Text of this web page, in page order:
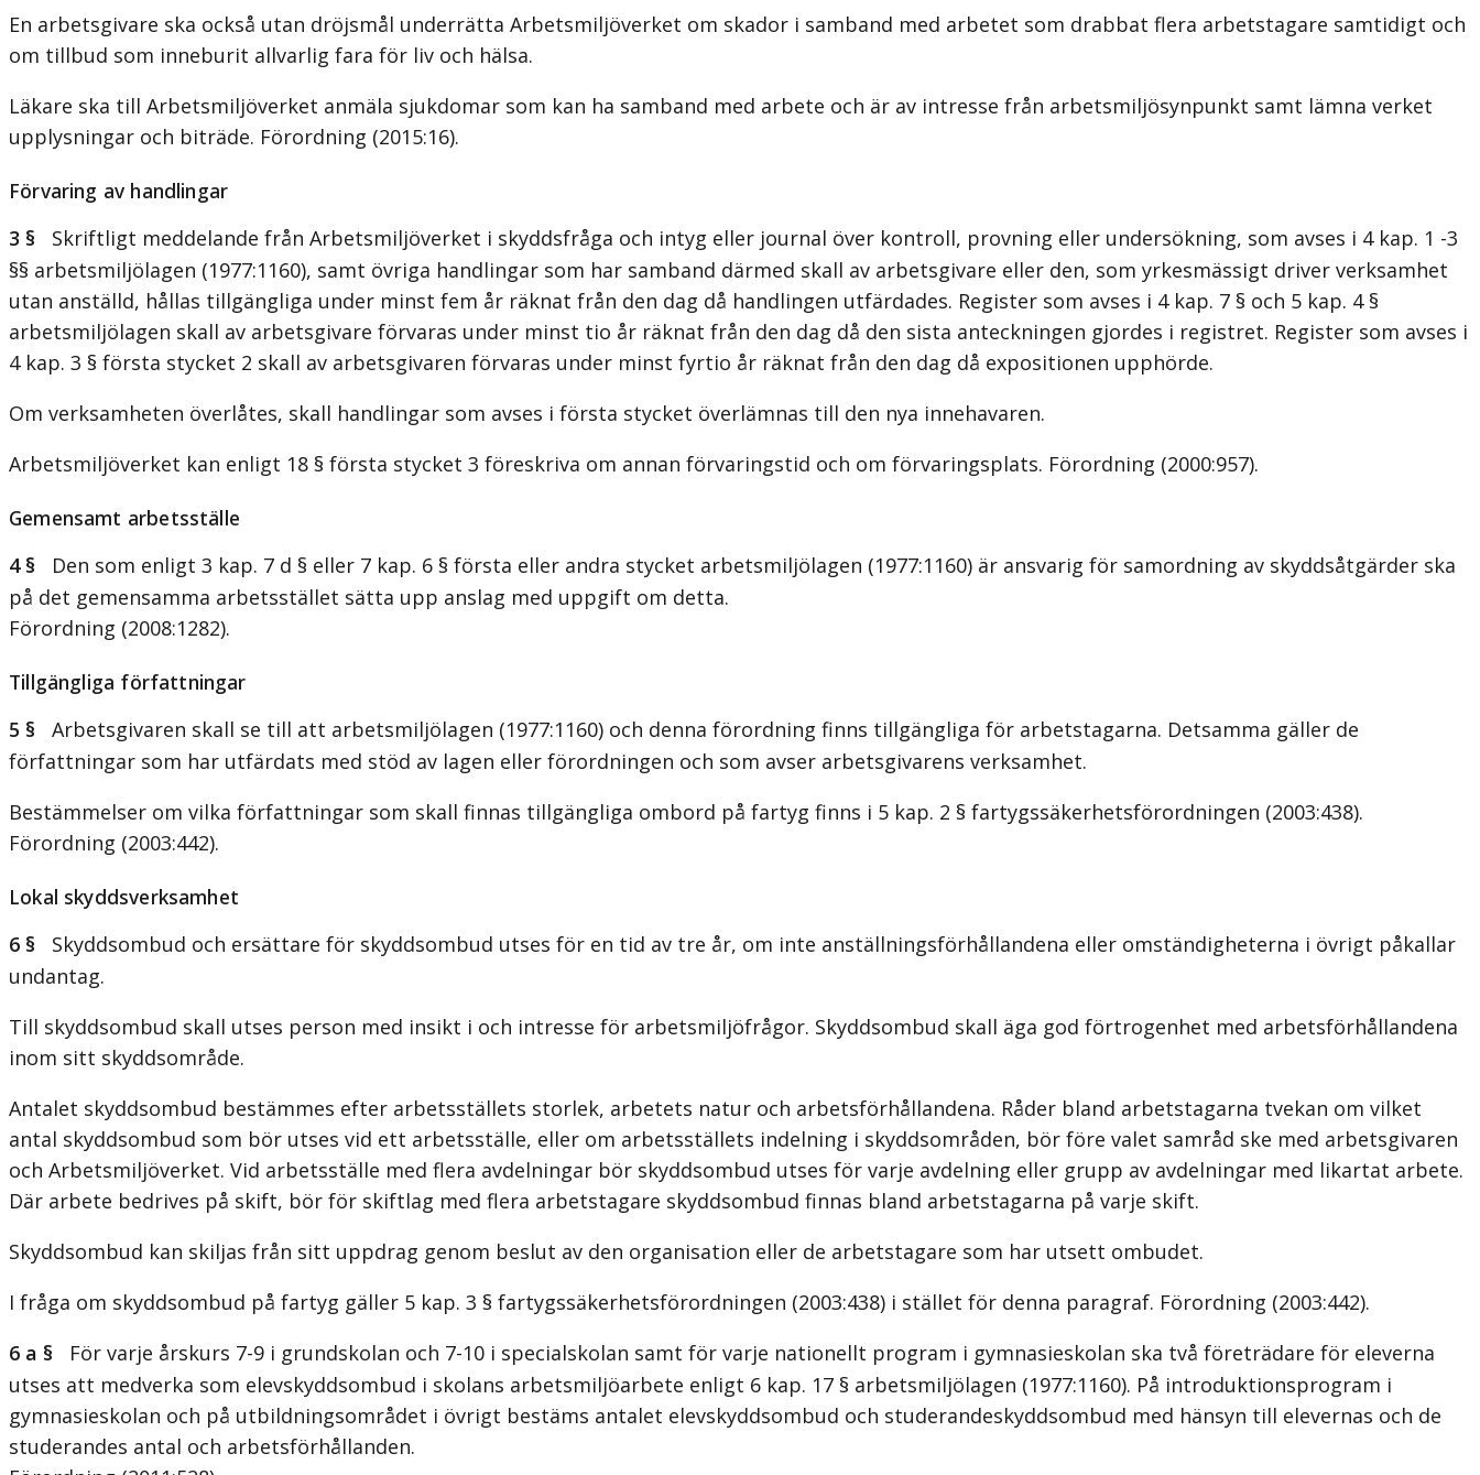
En arbetsgivare ska också utan dröjsmål underrätta Arbetsmiljöverket om skador i samband med arbetet som drabbat flera arbetstagare samtidigt och
om tillbud som inneburit allvarlig fara för liv och hälsa.
Läkare ska till Arbetsmiljöverket anmäla sjukdomar som kan ha samband med arbete och är av intresse från arbetsmiljösynpunkt samt lämna verket
upplysningar och biträde. Förordning (2015:16).
Förvaring av handlingar
3 § Skriftligt meddelande från Arbetsmiljöverket i skyddsfråga och intyg eller journal över kontroll, provning eller undersökning, som avses i 4 kap. 1 -3
§§ arbetsmiljölagen (1977:1160), samt övriga handlingar som har samband därmed skall av arbetsgivare eller den, som yrkesmässigt driver verksamhet
utan anställd, hållas tillgängliga under minst fem år räknat från den dag då handlingen utfärdades. Register som avses i 4 kap. 7 § och 5 kap. 4 §
arbetsmiljölagen skall av arbetsgivare förvaras under minst tio år räknat från den dag då den sista anteckningen gjordes i registret. Register som avses i
4 kap. 3 § första stycket 2 skall av arbetsgivaren förvaras under minst fyrtio år räknat från den dag då expositionen upphörde.
Om verksamheten överlåtes, skall handlingar som avses i första stycket överlämnas till den nya innehavaren.
Arbetsmiljöverket kan enligt 18 § första stycket 3 föreskriva om annan förvaringstid och om förvaringsplats. Förordning (2000:957).
Gemensamt arbetsställe
4 § Den som enligt 3 kap. 7 d § eller 7 kap. 6 § första eller andra stycket arbetsmiljölagen (1977:1160) är ansvarig för samordning av skyddsåtgärder ska
på det gemensamma arbetsstället sätta upp anslag med uppgift om detta.
Förordning (2008:1282).
Tillgängliga författningar
5 § Arbetsgivaren skall se till att arbetsmiljölagen (1977:1160) och denna förordning finns tillgängliga för arbetstagarna. Detsamma gäller de
författningar som har utfärdats med stöd av lagen eller förordningen och som avser arbetsgivarens verksamhet.
Bestämmelser om vilka författningar som skall finnas tillgängliga ombord på fartyg finns i 5 kap. 2 § fartygssäkerhetsförordningen (2003:438).
Förordning (2003:442).
Lokal skyddsverksamhet
6 § Skyddsombud och ersättare för skyddsombud utses för en tid av tre år, om inte anställningsförhållandena eller omständigheterna i övrigt påkallar
undantag.
Till skyddsombud skall utses person med insikt i och intresse för arbetsmiljöfrågor. Skyddsombud skall äga god förtrogenhet med arbetsförhållandena
inom sitt skyddsområde.
Antalet skyddsombud bestämmes efter arbetsställets storlek, arbetets natur och arbetsförhållandena. Råder bland arbetstagarna tvekan om vilket
antal skyddsombud som bör utses vid ett arbetsställe, eller om arbetsställets indelning i skyddsområden, bör före valet samråd ske med arbetsgivaren
och Arbetsmiljöverket. Vid arbetsställe med flera avdelningar bör skyddsombud utses för varje avdelning eller grupp av avdelningar med likartat arbete.
Där arbete bedrives på skift, bör för skiftlag med flera arbetstagare skyddsombud finnas bland arbetstagarna på varje skift.
Skyddsombud kan skiljas från sitt uppdrag genom beslut av den organisation eller de arbetstagare som har utsett ombudet.
I fråga om skyddsombud på fartyg gäller 5 kap. 3 § fartygssäkerhetsförordningen (2003:438) i stället för denna paragraf. Förordning (2003:442).
6 a § För varje årskurs 7-9 i grundskolan och 7-10 i specialskolan samt för varje nationellt program i gymnasieskolan ska två företrädare för eleverna
utses att medverka som elevskyddsombud i skolans arbetsmiljöarbete enligt 6 kap. 17 § arbetsmiljölagen (1977:1160). På introduktionsprogram i
gymnasieskolan och på utbildningsområdet i övrigt bestäms antalet elevskyddsombud och studerandeskyddsombud med hänsyn till elevernas och de
studerandes antal och arbetsförhållanden.